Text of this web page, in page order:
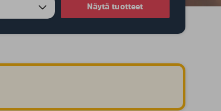
Näytä tuotteet